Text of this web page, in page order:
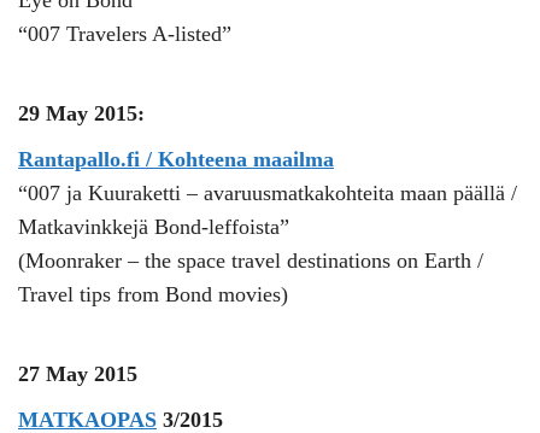
“007 Travelers A-listed”
29 May 2015:
Rantapallo.fi / Kohteena maailma
“007 ja Kuuraketti – avaruusmatkakohteita maan päällä /
Matkavinkkejä Bond-leffoista”
(Moonraker – the space travel destinations on Earth /
Travel tips from Bond movies)
27 May 2015
MATKAOPAS 3/2015